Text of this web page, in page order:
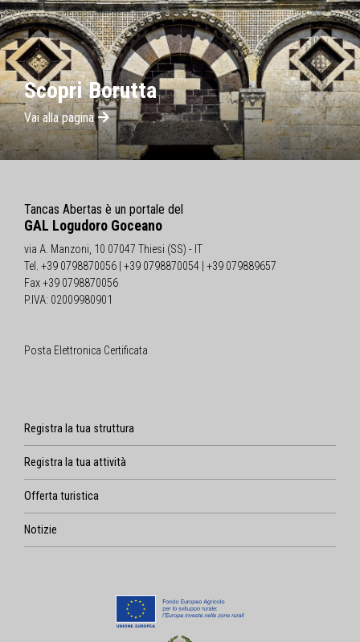
Scopri Borutta
Vai alla pagina
Tancas Abertas è un portale del
GAL Logudoro Goceano
via A. Manzoni, 10 07047 Thiesi (SS) - IT
Tel. +39 0798870056 | +39 0798870054 | +39 079889657
Fax +39 0798870056
P.IVA: 02009980901
Posta Elettronica Certificata
Registra la tua struttura
Registra la tua attività
Offerta turistica
Notizie